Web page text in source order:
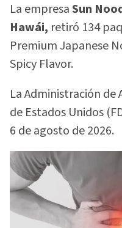
La empresaSun
Hawái, retiró 134
Premium Japanese
Spicy Flavor.
La Administración
de Estados Unidos
6 de agosto de 2026.